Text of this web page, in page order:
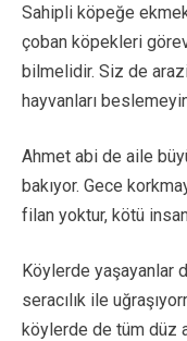
Sahipli köpeğe
çoban köpekleri
bilmelidir. Siz de
hayvanları
Ahmet abi de aile
bakıyor. Gece
filan yoktur, kötü
Köylerde yaşayanlar
seracılık ile
köylerde de tüm düz